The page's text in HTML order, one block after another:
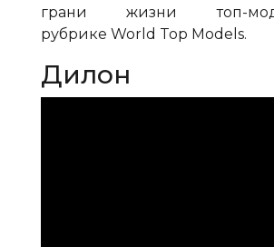
грани жизни топ-
рубрике World Top Models.
Дилон